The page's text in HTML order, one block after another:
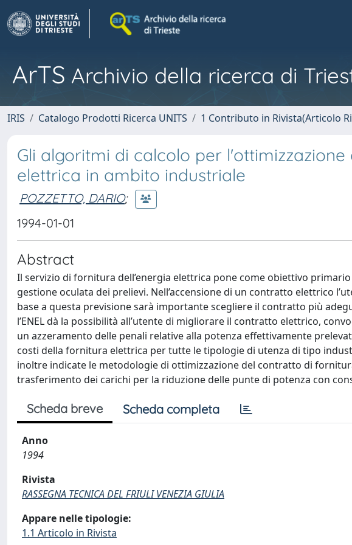
ArTS Archivio della ricerca di
IRIS Catalogo Prodotti Ricerca UNITS 1 Contributo in Rivista(Articolo
Gli algoritmi di calcolo per
elettrica in ambito industriale
POZZETTO, DARIO;
1994-01-01
Abstract
Il servizio di fornitura dell’energia elettrica pone come obiettivo
gestione oculata dei prelievi. Nell’accensione di un contratto elettrico
base a questa previsione sarà importante scegliere il contratto più
l’ENEL dà la possibilità all’utente di migliorare il contratto elettrico,
un azzeramento delle penali relative alla potenza effettivamente
costi della fornitura elettrica per tutte le tipologie di utenza di tipo
inoltre indicate le metodologie di ottimizzazione del contratto di
trasferimento dei carichi per la riduzione delle punte di potenza con
Scheda breve Scheda completa
Anno
1994
Rivista
RASSEGNA TECNICA DEL FRIULI VENEZIA GIULIA
Appare nelle tipologie:
1.1 Articolo in Rivista